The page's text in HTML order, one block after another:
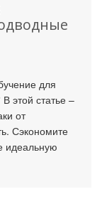
для
этой статье –
от
Сэкономите
идеальную